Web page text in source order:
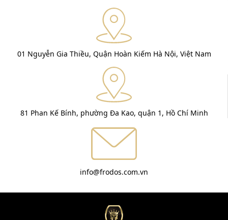
01 Nguyễn Gia Thiều, Quận Hoàn Kiếm Hà Nội, Việt Nam
81 Phan Kế Bính, phường Đa Kao, quận 1, Hồ Chí Minh
info@frodos.com.vn